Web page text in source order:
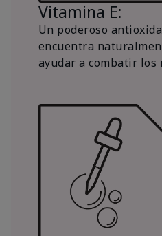
Vitamina E:
Un poderoso
encuentra
ayudar a combatir los